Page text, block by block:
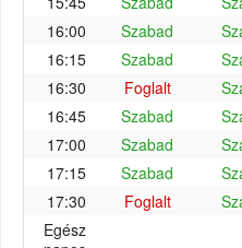
16:00
Szabad
16:15
Szabad
16:30
Foglalt
16:45
Szabad
17:00
Szabad
17:15
Szabad
17:30
Foglalt
Egész